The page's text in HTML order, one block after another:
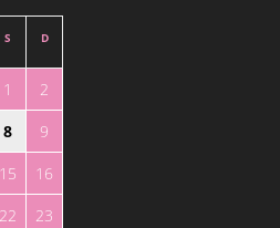
S D
1
2
8
9
15
16
22
23